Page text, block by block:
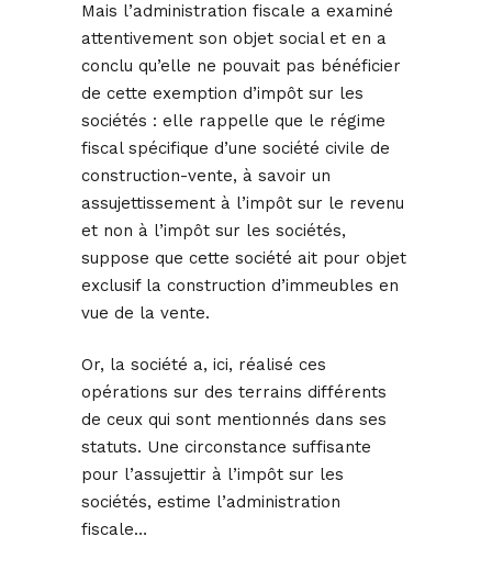
Mais l’administration fiscale a examiné
attentivement son objet social et en a
conclu qu’elle ne pouvait pas bénéficier
de cette exemption d’impôt sur les
sociétés : elle rappelle que le régime
fiscal spécifique d’une société civile de
construction-vente, à savoir un
assujettissement à l’impôt sur le revenu
et non à l’impôt sur les sociétés,
suppose que cette société ait pour objet
exclusif la construction d’immeubles en
vue de la vente.
Or, la société a, ici, réalisé ces
opérations sur des terrains différents
de ceux qui sont mentionnés dans ses
statuts. Une circonstance suffisante
pour l’assujettir à l’impôt sur les
sociétés, estime l’administration
fiscale…